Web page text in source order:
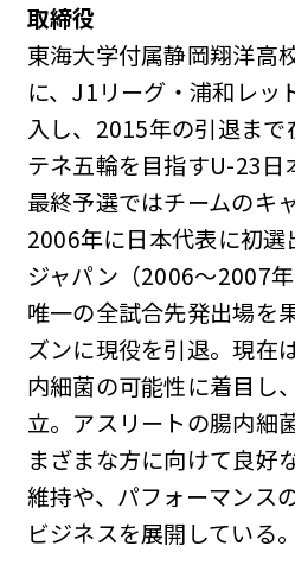
取締役
東海大学付属静岡翔洋高
に、J1リーグ・浦和レッ
入し、2015年の引退ま
テネ五輪を目指すU-23日
最終予選ではチームのキ
2006年に日本代表に初選
ジャパン（2006〜2007
唯一の全試合先発出場を
ズンに現役を引退。現在
内細菌の可能性に着目し
立。アスリートの腸内細
まざまな方に向けて良好
維持や、パフォーマンス
ビジネスを展開している。